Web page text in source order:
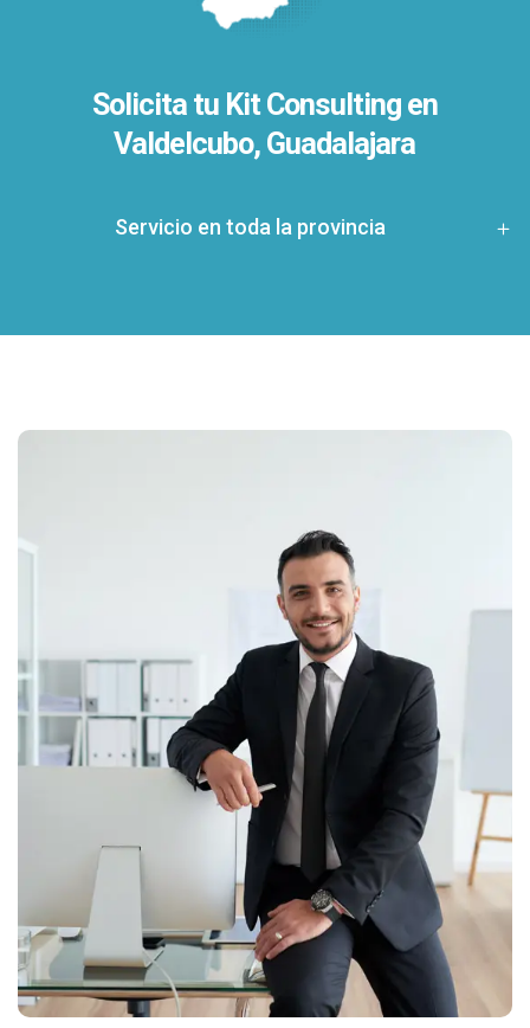
Solicita tu Kit Consulting en
Valdelcubo, Guadalajara
Servicio en toda la provincia